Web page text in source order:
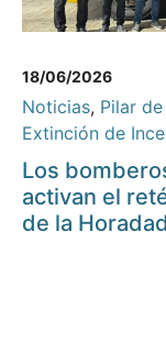
18/06/2026
Noticias, Pilar
Extinción de
Los
activan el
de la